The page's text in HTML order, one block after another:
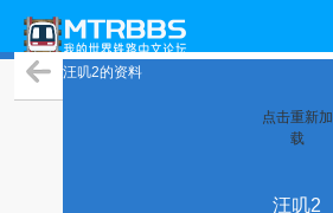
汪叽2的资料
点击重新加
载
汪叽2